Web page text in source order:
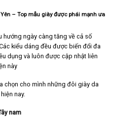
– Top mẫu giày được phái mạnh ưa
hướng ngày càng tăng về cả số
kiểu dáng đều được biến đổi đa
dụng và luôn được cập nhật liên
này
chọn cho mình những đôi giày da
nay.
nam